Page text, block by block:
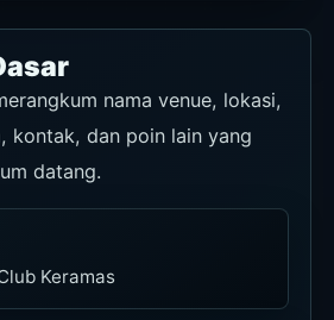
nama venue, lokasi,
kontak, dan poin lain yang
datang.
Keramas